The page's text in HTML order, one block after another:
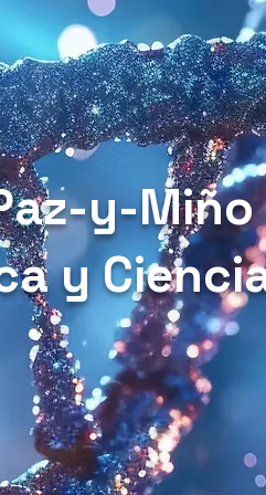
y-Miño
y